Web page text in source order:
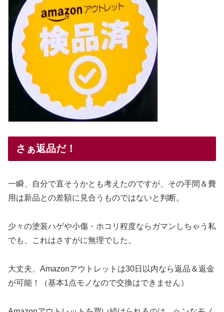
さぁ返品だ！
一瞬、自分で直そうかとも考えたのですが、その手間＆費
用は新品との差額に見合うものではないと判断。
少々の塗装ハゲや小傷・ホコリ程度ならガマンしちゃう私
でも、これはさすがに無理でした。
大丈夫、Amazonアウトレットは30日以内なら返品＆返金
が可能！（基本1点モノなので交換はできません）